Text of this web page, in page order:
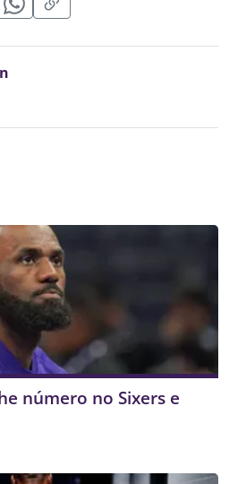
número no Sixers e